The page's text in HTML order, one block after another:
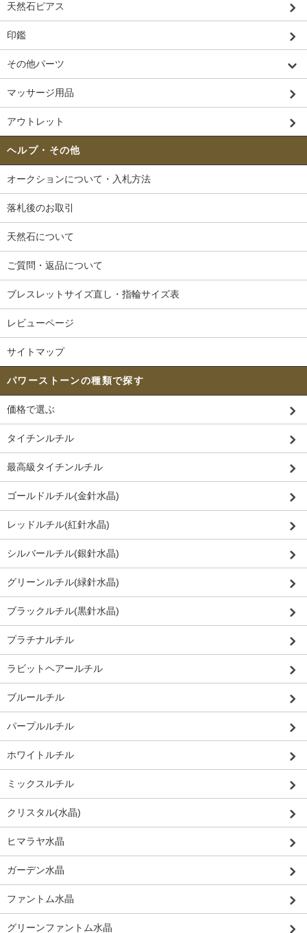
天然石ピアス
印鑑
その他パーツ
マッサージ用品
アウトレット
ヘルプ・その他
オークションについて・入札方法
落札後のお取引
天然石について
ご質問・返品について
ブレスレットサイズ直し・指輪サイズ表
レビューページ
サイトマップ
パワーストーンの種類で探す
価格で選ぶ
タイチンルチル
最高級タイチンルチル
ゴールドルチル(金針水晶)
レッドルチル(紅針水晶)
シルバールチル(銀針水晶)
グリーンルチル(緑針水晶)
ブラックルチル(黒針水晶)
プラチナルチル
ラビットヘアールチル
ブルールチル
パープルルチル
ホワイトルチル
ミックスルチル
クリスタル(水晶)
ヒマラヤ水晶
ガーデン水晶
ファントム水晶
グリーンファントム水晶